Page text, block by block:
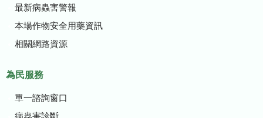
最新病蟲害警報
本場作物安全用藥資訊
相關網路資源
為民服務
單一諮詢窗口
病蟲害診斷